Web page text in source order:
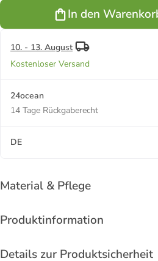
In den
10. - 13. August
Kostenloser Versand
24ocean
14 Tage Rückgaberecht
DE
Material & Pflege
Produktinformation
Details zur Produktsicherheit